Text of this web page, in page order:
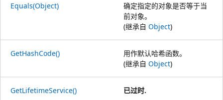
Equals(Object)
确定指定的对象是否等于当
前对象。
(继承自 Object)
GetHashCode()
用作默认哈希函数。
(继承自 Object)
GetLifetimeService()
已过时.